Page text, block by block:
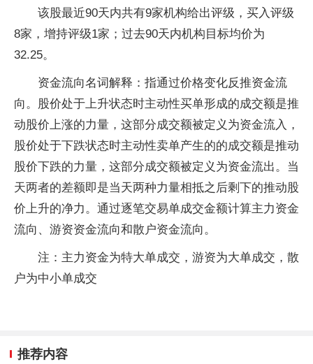
该股最近90天内共有9家机构给出评级，买入评级
8家，增持评级1家；过去90天内机构目标均价为
32.25。
资金流向名词解释：指通过价格变化反推资金流
向。股价处于上升状态时主动性买单形成的成交额是推
动股价上涨的力量，这部分成交额被定义为资金流入，
股价处于下跌状态时主动性卖单产生的的成交额是推动
股价下跌的力量，这部分成交额被定义为资金流出。当
天两者的差额即是当天两种力量相抵之后剩下的推动股
价上升的净力。通过逐笔交易单成交金额计算主力资金
流向、游资资金流向和散户资金流向。
注：主力资金为特大单成交，游资为大单成交，散
户为中小单成交
推荐内容